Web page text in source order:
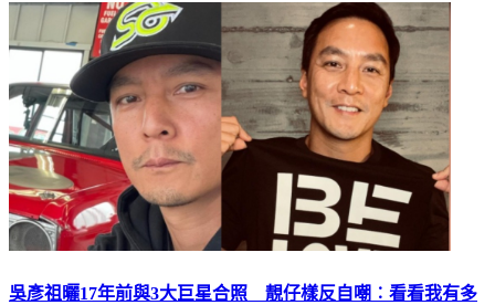
吳彥祖曬17年前與3大巨星合照 靚仔樣反自嘲︰看看我有多